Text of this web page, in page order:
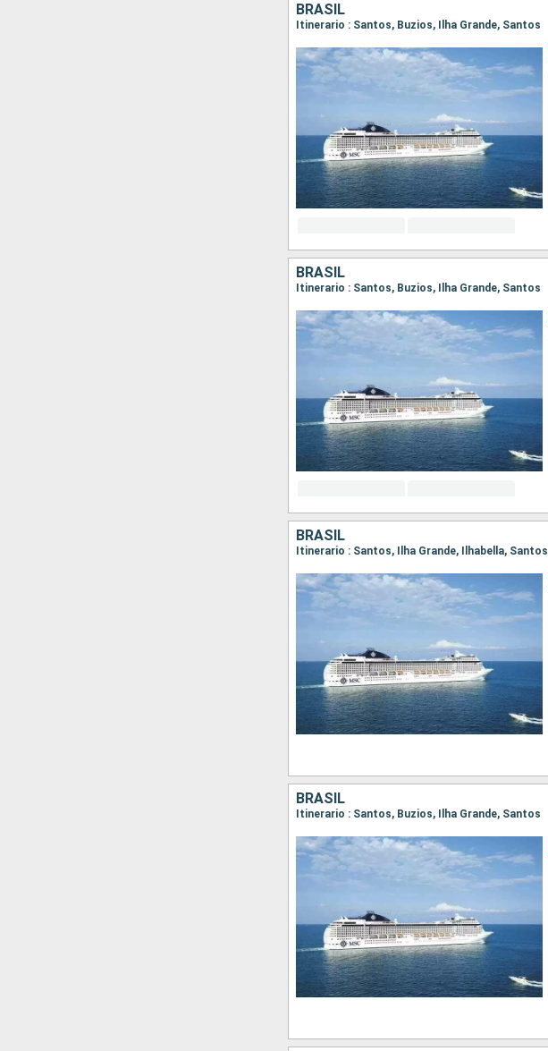
BRASIL
Itinerario : Santos, Buzios, Ilha Grande, Santos
BRASIL
Itinerario : Santos, Buzios, Ilha Grande, Santos
BRASIL
Itinerario : Santos, Ilha Grande, Ilhabella, Santos
BRASIL
Itinerario : Santos, Buzios, Ilha Grande, Santos